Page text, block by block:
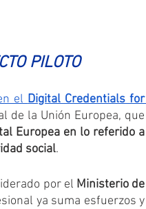
PILOTO
el Digital Credentials for
de la Unión Europea, que
Europea en lo referido a
social.
por el Ministerio de
ya suma esfuerzos y